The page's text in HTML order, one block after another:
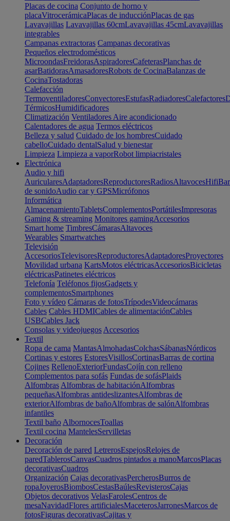
Placas de cocina Conjunto de horno y
placaVitrocerámicaPlacas de inducciónPlacas de gas
Lavavajillas Lavavajillas 60cmLavavajillas 45cmLavavajillas
integrables
Campanas extractoras Campanas decorativas
Pequeños electrodomésticos
MicroondasFreidorasAspiradoresCafeterasPlanchas de
asarBatidorasAmasadoresRobots de CocinaBalanzas de
CocinaTostadoras
Calefacción
TermoventiladoresConvectoresEstufasRadiadoresCalefactores
TérmicosHumidificadores
Climatización Ventiladores Aire acondicionado
Calentadores de agua Termos eléctricos
Belleza y salud Cuidado de los hombresCuidado
cabelloCuidado dentalSalud y bienestar
Limpieza Limpieza a vaporRobot limpiacristales
Electrónica
Audio y hifi
AuricularesAdaptadoresReproductoresRadiosAltavocesHifi
de sonidoAudio car y GPSMicrófonos
Informática
AlmacenamientoTabletsComplementosPortátilesImpresoras
Gaming & streaming Monitores gamingAccesorios
Smart home TimbresCámarasAltavoces
Wearables Smartwatches
Televisión
AccesoriosTelevisoresReproductoresAdaptadoresProyectores
Movilidad urbana KartsMotos eléctricasAccesoriosBicicletas
eléctricasPatinetes eléctricos
Telefonía Teléfonos fijosGadgets y
complementosSmartphones
Foto y vídeo Cámaras de fotosTrípodesVideocámaras
Cables Cables HDMICables de alimentaciónCables
USBCables Jack
Consolas y videojuegos Accesorios
Textil
Ropa de cama MantasAlmohadasColchasSábanasNórdicos
Cortinas y estores EstoresVisillosCortinasBarras de cortina
Cojines RellenoExteriorFundasCojín con relleno
Complementos para sofás Fundas de sofásPlaids
Alfombras Alfombras de habitaciónAlfombras
pequeñasAlfombras antideslizantesAlfombras de
exteriorAlfombras de bañoAlfombras de salónAlfombras
infantiles
Textil baño AlbornocesToallas
Textil cocina MantelesServilletas
Decoración
Decoración de pared LetrerosEspejosRelojes de
paredTablerosCanvasCuadros pintados a manoMarcosPlacas
decorativasCuadros
Organización Cajas decorativasPercherosBurros de
ropaJoyerosBiombosCestasBaúlesRevisterosCajas
Objetos decorativos VelasFarolesCentros de
mesaNavidadFlores artificialesMaceterosJarronesMarcos de
fotosFiguras decorativasCajitas y